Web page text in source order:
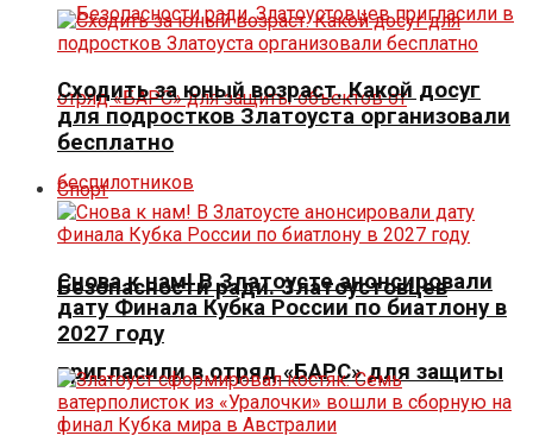
Безопасности ради. Златоустовцев
пригласили в отряд «БАРС» для защиты
Сходить за юный возраст. Какой досуг
для подростков Златоуста организовали
бесплатно
Спорт
Снова к нам! В Златоусте анонсировали
дату Финала Кубка России по биатлону в
2027 году